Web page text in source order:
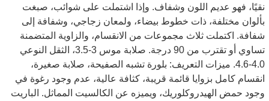
نقيًا، فهو عديم اللون وشفاف. وإذا اشتملت على شوائب، صبغت
بألوان مختلفة، ذات خطوط بيضاء، ولمعان زجاجي، وشفافة إلى
شفافة. اكتملت ثلاث مجموعات من الانقسام، والزاوية المتضمنة
تساوي أو تقترب من 90 درجة. صلابة موس 3-3.5، الثقل النوعي
4.0-4.6. ميزات التعريف: بلورة تشبه الصفيحة، صلابة صغيرة،
انقسام كامل بزوايا قائمة قريبة، كثافة عالية، عدم وجود رغوة في
وجود حمض الهيدروكلوريك، ويميزه عن الكالسيت المماثل. الباريت